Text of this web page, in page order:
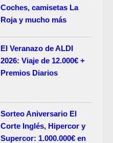
Coches, camisetas La
Roja y mucho más
El Veranazo de ALDI
2026: Viaje de 12.000€ +
Premios Diarios
Sorteo Aniversario El
Corte Inglés, Hipercor y
Supercor: 1.000.000€ en